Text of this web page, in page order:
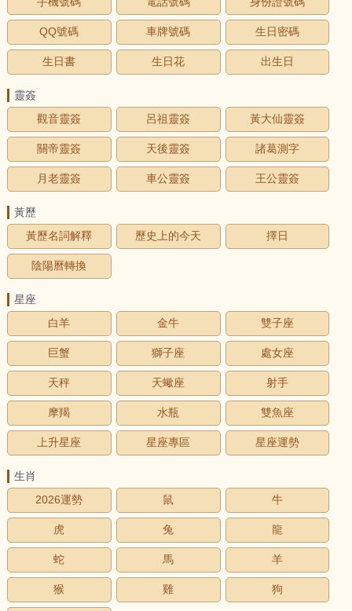
QQ號碼 車牌號碼 生日密碼
生日書 生日花 出生日
靈簽
觀音靈簽
呂祖靈簽 黃大仙靈簽
關帝靈簽 天後靈簽 諸葛測字
月老靈簽 車公靈簽 王公靈簽
黃歷
黃歷名詞解釋
歷史上的今天 擇日
陰陽曆轉換
星座
白羊
金牛 雙子座
巨蟹 獅子座 處女座
天秤 天蠍座 射手
摩羯 水瓶 雙魚座
上升星座 星座專區 星座運勢
生肖
2026運勢
鼠 牛
虎 兔 龍
蛇 馬 羊
猴 雞 狗